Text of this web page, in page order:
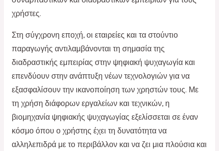
χρήστες.
Στη σύγχρονη εποχή, οι εταιρείες και τα στούντιο
παραγωγής αντιλαμβάνονται τη σημασία της
διαδραστικής εμπειρίας στην ψηφιακή ψυχαγωγία και
επενδύουν στην ανάπτυξη νέων τεχνολογιών για να
εξασφαλίσουν την ικανοποίηση των χρηστών τους. Με
τη χρήση διάφορων εργαλείων και τεχνικών, η
βιομηχανία ψηφιακής ψυχαγωγίας εξελίσσεται σε έναν
κόσμο όπου ο χρήστης έχει τη δυνατότητα να
αλληλεπιδρά με το περιβάλλον και να ζει μια πλούσια και